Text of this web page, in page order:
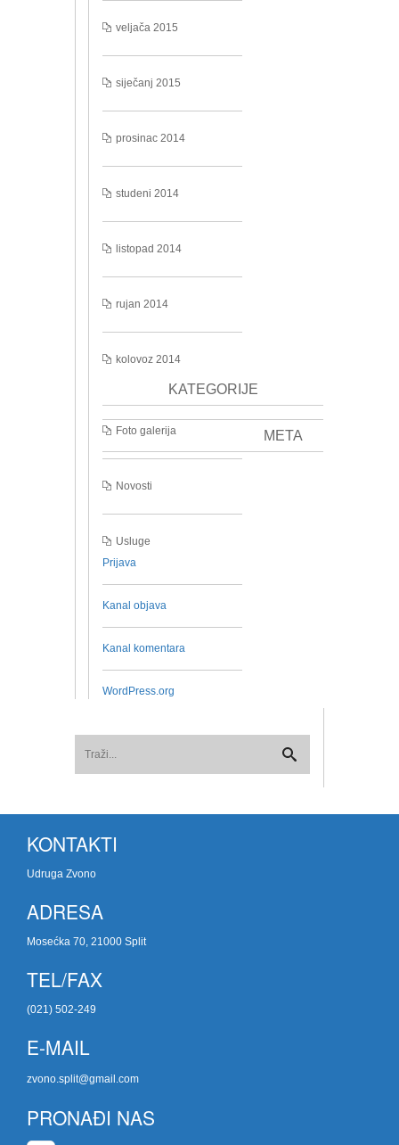
veljača 2015
siječanj 2015
prosinac 2014
studeni 2014
listopad 2014
rujan 2014
kolovoz 2014
KATEGORIJE
Foto galerija
Novosti
Usluge
META
Prijava
Kanal objava
Kanal komentara
WordPress.org
KONTAKTI
Udruga Zvono
ADRESA
Mosećka 70, 21000 Split
TEL/FAX
(021) 502-249
E-MAIL
zvono.split@gmail.com
PRONAĐI NAS